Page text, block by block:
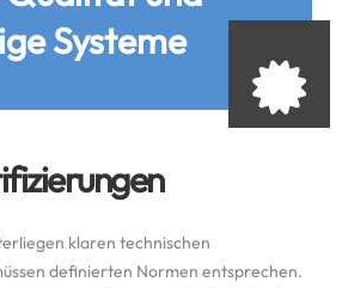
Systeme
klaren technischen
definierten Normen entsprechen.